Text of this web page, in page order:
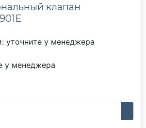
клапан
уточните у менеджера
у менеджера